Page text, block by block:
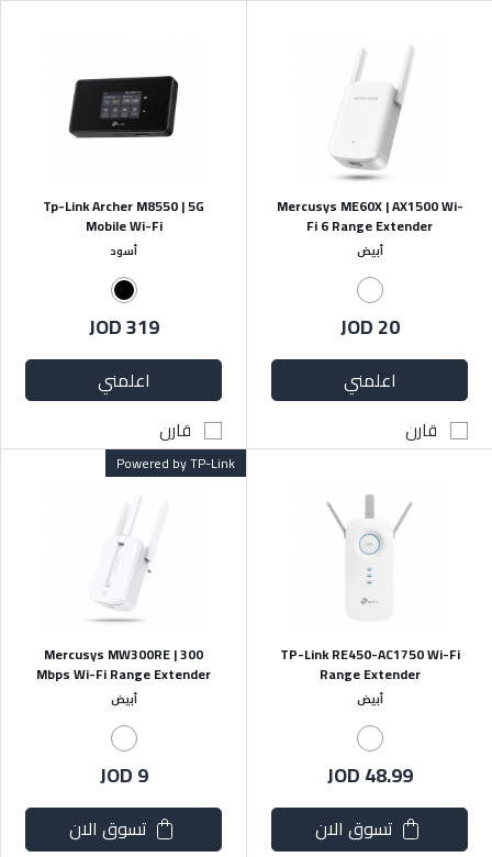
أبيض
Mercusys ME60X | AX1500 Wi-
Fi 6 Range Extender
JOD 20
اعلمني
قارن
أسود
Tp-Link Archer M8550 | 5G
Mobile Wi-Fi
JOD 319
اعلمني
قارن
أبيض
TP-Link RE450-AC1750 Wi-Fi
Range Extender
JOD 48.99
تسوق الان
Powered by TP-Link
أبيض
Mercusys MW300RE | 300
Mbps Wi-Fi Range Extender
JOD 9
تسوق الان